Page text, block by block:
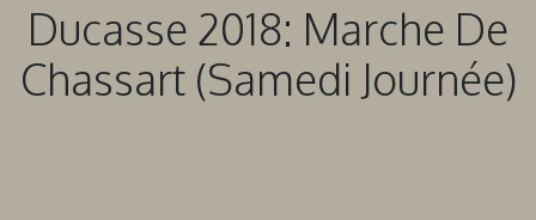
Ducasse 2018: Marche De
Chassart (Samedi Journée)